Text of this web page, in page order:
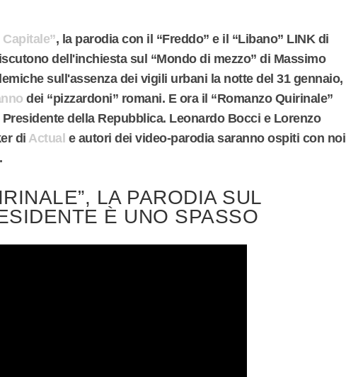
, la parodia con il “Freddo” e il “Libano” LINK di
dell'inchiesta sul “Mondo di mezzo” di Massimo
sull'assenza dei vigili urbani la notte del 31 gennaio,
dei “pizzardoni” romani. E ora il “Romanzo Quirinale”
della Repubblica. Leonardo Bocci e Lorenzo
di Actual e autori dei video-parodia saranno ospiti con noi
LA PARODIA SUL
È UNO SPASSO